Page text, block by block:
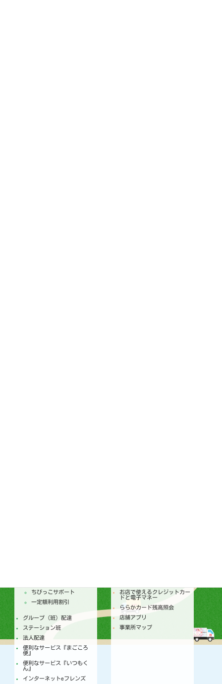
ちびっこサポート
一定額利用割引
グループ（班）配達
ステーション班
法人配達
便利なサービス『まごころ
便』
便利なサービス『いつもく
ん』
インターネットeフレンズ
お店で使えるクレジットカー
ドと電子マネー
ららかカード残高照会
店舗アプリ
事業所マップ